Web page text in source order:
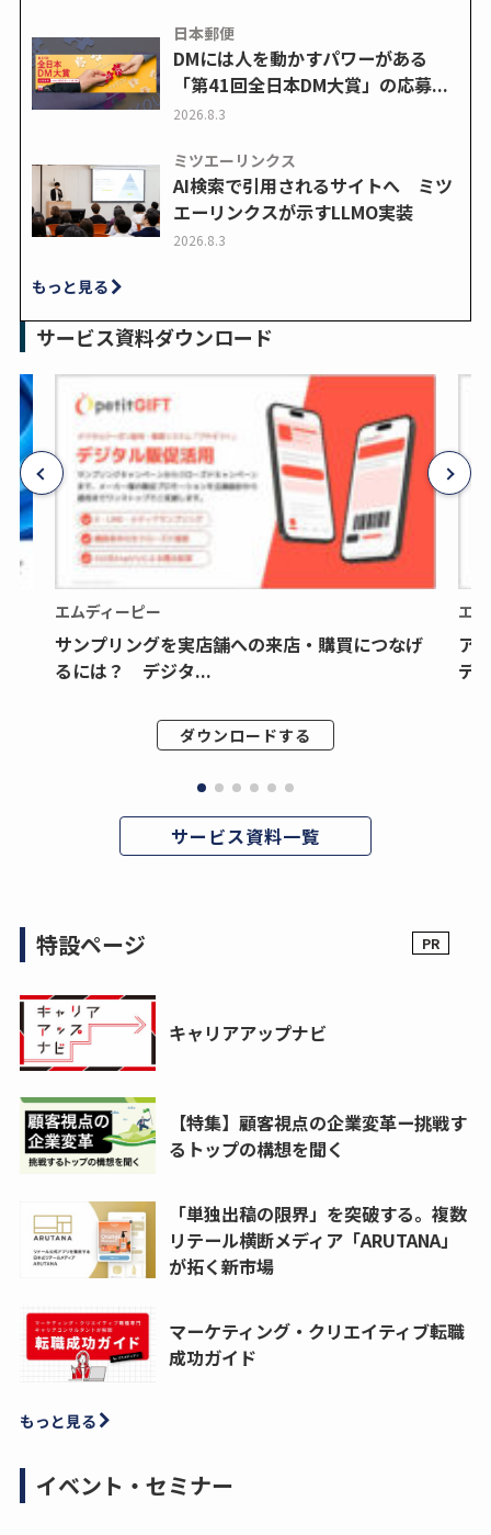
日本郵便
DMには人を動かすパワーがある
「第41回全日本DM大賞」の応募...
2026.8.3
ミツエーリンクス
AI検索で引用されるサイトへ ミツ
エーリンクスが示すLLMO実装
2026.8.3
もっと見る
サービス資料ダウンロード
エムディーピー
サンプリングを実店舗への来店・購買につなげ
るには？ デジタ...
ダウンロードする
エ
ア
デ
サービス資料一覧
特設ページ
キャリアアップナビ
【特集】顧客視点の企業変革ー挑戦す
るトップの構想を聞く
「単独出稿の限界」を突破する。複数
リテール横断メディア「ARUTANA」
が拓く新市場
マーケティング・クリエイティブ転職
成功ガイド
もっと見る
イベント・セミナー